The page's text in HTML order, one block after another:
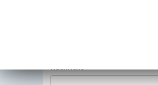
Wir bitten Sie um freiwillige Angabe
Selbstverständlich werden diese
Datenschutzgrundverordnung (EU-
Nachricht